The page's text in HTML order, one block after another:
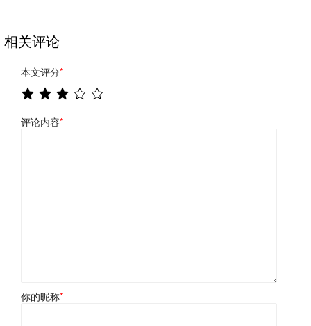
相关评论
本文评分*
评论内容*
你的昵称*